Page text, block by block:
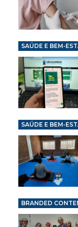
SAÚDE E BEM-
SAÚDE E BEM-
BRANDED